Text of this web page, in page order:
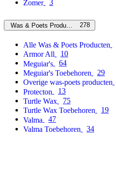
Zomer
3
Was & Poets Producten 278
Alle Was & Poets Producten
Armor All
10
Meguiar's
64
Meguiar's Toebehoren
29
Overige was-poets producten
Protecton
13
Turtle Wax
75
Turtle Wax Toebehoren
19
Valma
47
Valma Toebehoren
34